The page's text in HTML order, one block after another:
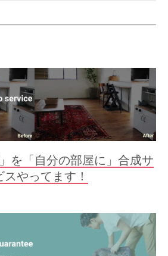
を「自分の部屋に」合成サ
スやってます！